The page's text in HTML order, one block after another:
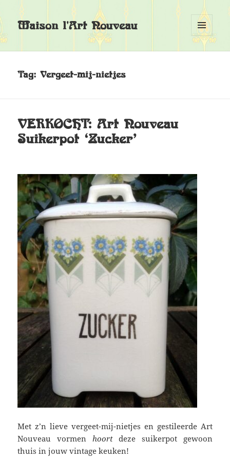
Maison l'Art Nouveau
MENU
EN
Tag:Vergeet-mij-nietjes
VERKOCHT: Art Nouveau
Suikerpot ‘Zucker’
Met z’n lieve vergeet-mij-nietjes en gestileerde Art
Nouveau vormen hoortdeze suikerpot gewoon
thuis in jouw vintage keuken!